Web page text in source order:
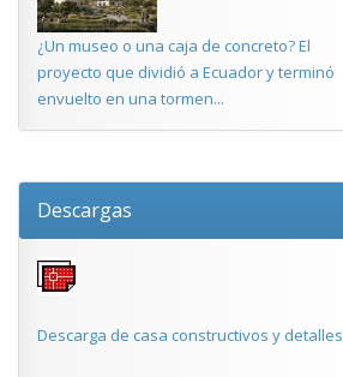
¿Un museo o una caja de concreto? El
proyecto que dividió a Ecuador y terminó
envuelto en una tormen...
Descargas
Descarga de casa constructivos y detalles